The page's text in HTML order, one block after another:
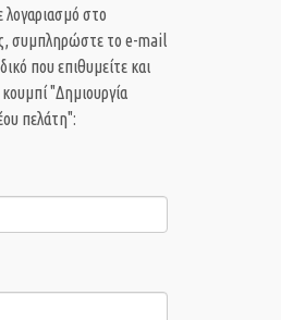
λογαριασμό στο
συμπληρώστε το e-mail
που επιθυμείτε και
"Δημιουργία
πελάτη":